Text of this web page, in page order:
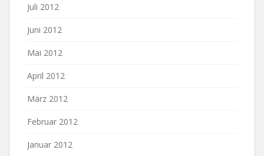
Juli 2012
Juni 2012
Mai 2012
April 2012
März 2012
Februar 2012
Januar 2012